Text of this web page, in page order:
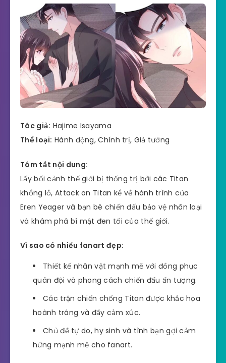
Tác giả: Hajime Isayama
Thể loại: Hành động, Chính trị, Giả tưởng
Tóm tắt nội dung:
Lấy bối cảnh thế giới bị thống trị bởi các Titan
khổng lồ, Attack on Titan kể về hành trình của
Eren Yeager và bạn bè chiến đấu bảo vệ nhân loại
và khám phá bí mật đen tối của thế giới.
Vì sao có nhiều fanart đẹp:
Thiết kế nhân vật mạnh mẽ với đồng phục
quân đội và phong cách chiến đấu ấn tượng.
Các trận chiến chống Titan được khắc họa
hoành tráng và đầy cảm xúc.
Chủ đề tự do, hy sinh và tình bạn gợi cảm
hứng mạnh mẽ cho fanart.